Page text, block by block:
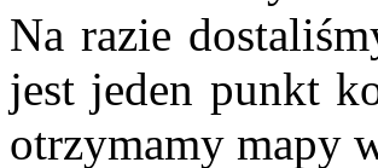
Na razie
jest jeden punkt
otrzymamy mapy